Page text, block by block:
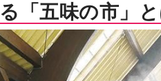
「五味の市」